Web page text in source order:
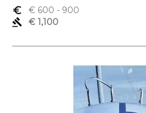
euro_symbol € 600 - 900
gavel
€ 1,100